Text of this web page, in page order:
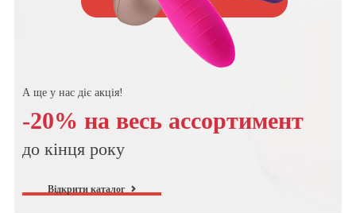
А ще у нас діє акція!
-20% на весь ассортимент
до кінця року
Відкрити каталог